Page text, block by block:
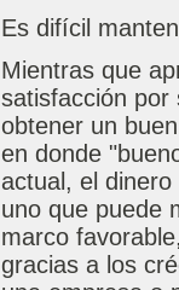
Es difícil
Mientras que
satisfacción por
obtener un
en donde
actual, el
uno que puede
marco
gracias a los